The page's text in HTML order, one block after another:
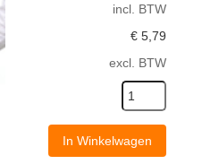
incl. BTW
€ 5,79
excl. BTW
In Winkelwagen